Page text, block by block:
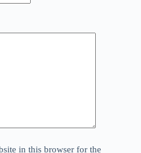
in this browser for the